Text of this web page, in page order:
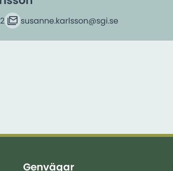
E-post
susanne.karlsson​@sgi.se
Genvägar